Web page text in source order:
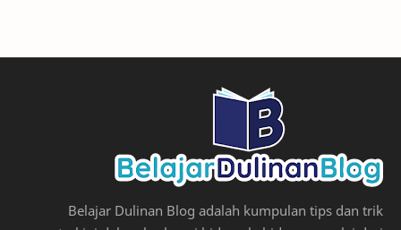
Belajar Dulinan Blog adalah kumpulan tips dan trik